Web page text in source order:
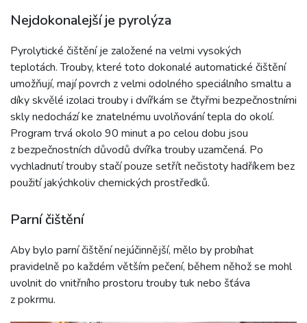
Nejdokonalejší je pyrolýza
Pyrolytické čištění je založené na velmi vysokých
teplotách. Trouby, které toto dokonalé automatické čištění
umožňují, mají povrch z velmi odolného speciálního smaltu a
díky skvělé izolaci trouby i dvířkám se čtyřmi bezpečnostními
skly nedochází ke znatelnému uvolňování tepla do okolí.
Program trvá okolo 90 minut a po celou dobu jsou
z bezpečnostních důvodů dvířka trouby uzamčená. Po
vychladnutí trouby stačí pouze setřít nečistoty hadříkem bez
použití jakýchkoliv chemických prostředků.
Parní čištění
Aby bylo parní čištění nejúčinnější, mělo by probíhat
pravidelně po každém větším pečení, během něhož se mohl
uvolnit do vnitřního prostoru trouby tuk nebo šťáva
z pokrmu.